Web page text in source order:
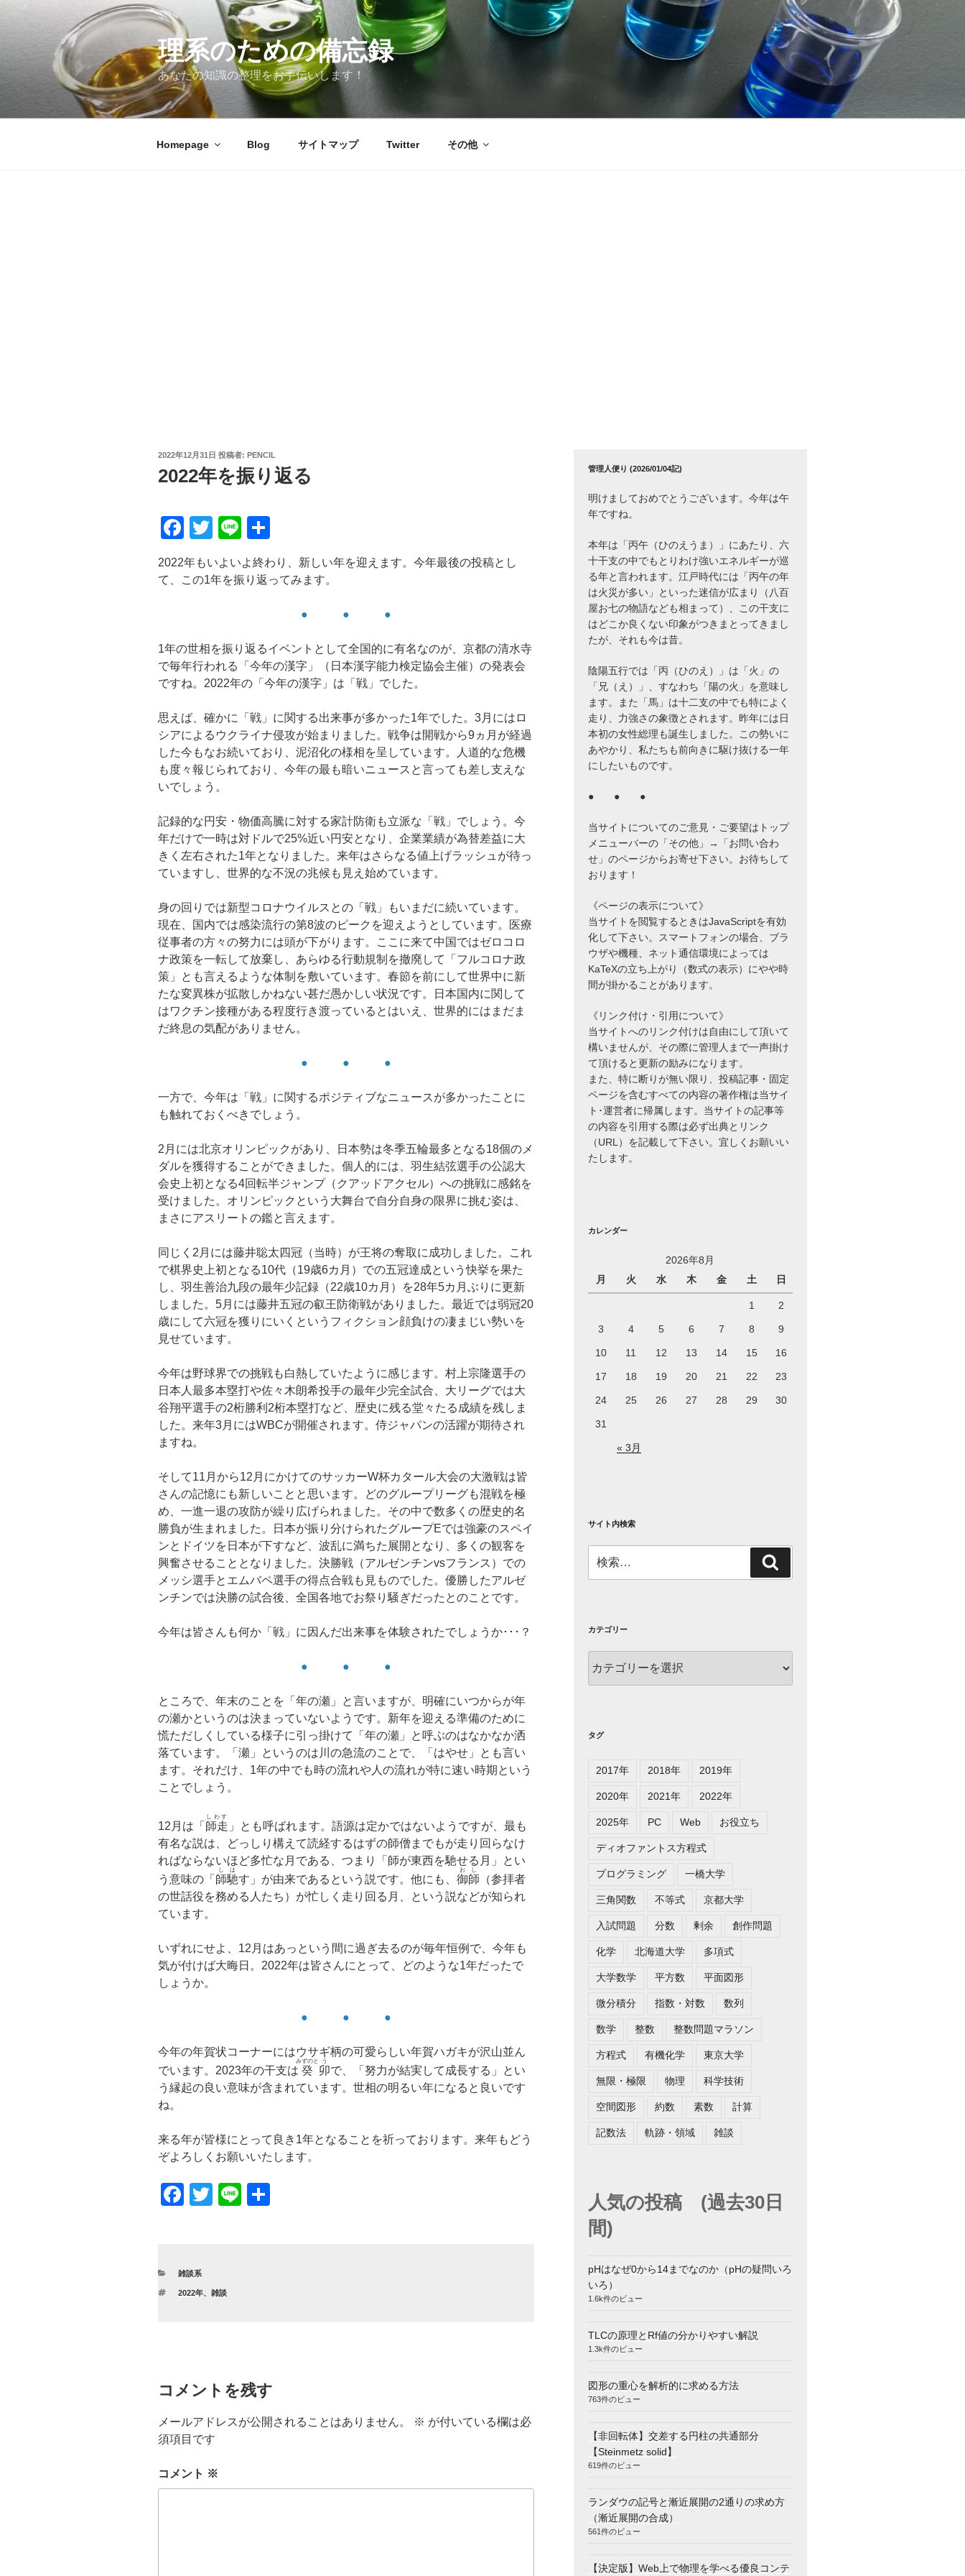
理系のための備忘録
あなたの知識の整理をお手伝いします！
Homepage Blog サイトマップ Twitter その他
投
日:
2022年12月31日 投稿者: PENCIL
2022年を振り返る
F
a
c
o
o
k
T
wi
tt
Li
n
e
有
2022年もいよいよ終わり、新しい年を迎えます。今年最後の投稿とし
て、この1年を振り返ってみます。
● ● ●
1年の世相を振り返るイベントとして全国的に有名なのが、京都の清水寺
で毎年行われる「今年の漢字」（日本漢字能力検定協会主催）の発表会
ですね。2022年の「今年の漢字」は「戦」でした。
思えば、確かに「戦」に関する出来事が多かった1年でした。3月にはロ
シアによるウクライナ侵攻が始まりました。戦争は開戦から9ヵ月が経過
した今もなお続いており、泥沼化の様相を呈しています。人道的な危機
も度々報じられており、今年の最も暗いニュースと言っても差し支えな
いでしょう。
記録的な円安・物価高騰に対する家計防衛も立派な「戦」でしょう。今
年だけで一時は対ドルで25%近い円安となり、企業業績が為替差益に大
きく左右された1年となりました。来年はさらなる値上げラッシュが待っ
ていますし、世界的な不況の兆候も見え始めています。
身の回りでは新型コロナウイルスとの「戦」もいまだに続いています。
現在、国内では感染流行の第8波のピークを迎えようとしています。医療
従事者の方々の努力には頭が下がります。ここに来て中国ではゼロコロ
ナ政策を一転して放棄し、あらゆる行動規制を撤廃して「フルコロナ政
策」とも言えるような体制を敷いています。春節を前にして世界中に新
たな変異株が拡散しかねない甚だ愚かしい状況です。日本国内に関して
はワクチン接種がある程度行き渡っているとはいえ、世界的にはまだま
だ終息の気配がありません。
● ● ●
一方で、今年は「戦」に関するポジティブなニュースが多かったことに
も触れておくべきでしょう。
2月には北京オリンピックがあり、日本勢は冬季五輪最多となる18個のメ
ダルを獲得することができました。個人的には、羽生結弦選手の公認大
会史上初となる4回転半ジャンプ（クアッドアクセル）への挑戦に感銘を
受けました。オリンピックという大舞台で自分自身の限界に挑む姿は、
まさにアスリートの鑑と言えます。
同じく2月には藤井聡太四冠（当時）が王将の奪取に成功しました。これ
で棋界史上初となる10代（19歳6カ月）での五冠達成という快挙を果た
し、羽生善治九段の最年少記録（22歳10カ月）を28年5カ月ぶりに更新
しました。5月には藤井五冠の叡王防衛戦がありました。最近では弱冠20
歳にして六冠を獲りにいくというフィクション顔負けの凄まじい勢いを
見せています。
今年は野球界での挑戦も白熱していたように感じます。村上宗隆選手の
日本人最多本塁打や佐々木朗希投手の最年少完全試合、大リーグでは大
谷翔平選手の2桁勝利2桁本塁打など、歴史に残る堂々たる成績を残しま
した。来年3月にはWBCが開催されます。侍ジャパンの活躍が期待され
ますね。
そして11月から12月にかけてのサッカーW杯カタール大会の大激戦は皆
さんの記憶にも新しいことと思います。どのグループリーグも混戦を極
め、一進一退の攻防が繰り広げられました。その中で数多くの歴史的名
勝負が生まれました。日本が振り分けられたグループEでは強豪のスペイ
ンとドイツを日本が下すなど、波乱に満ちた展開となり、多くの観客を
興奮させることとなりました。決勝戦（アルゼンチンvsフランス）での
メッシ選手とエムバペ選手の得点合戦も見ものでした。優勝したアルゼ
ンチンでは決勝の試合後、全国各地でお祭り騒ぎだったとのことです。
今年は皆さんも何か「戦」に因んだ出来事を体験されたでしょうか･･･？
● ● ●
ところで、年末のことを「年の瀬」と言いますが、明確にいつからが年
の瀬かというのは決まっていないようです。新年を迎える準備のために
慌ただしくしている様子に引っ掛けて「年の瀬」と呼ぶのはなかなか洒
落ています。「瀬」というのは川の急流のことで、「はやせ」とも言い
ます。それだけ、1年の中でも時の流れや人の流れが特に速い時期という
ことでしょう。
12月は「 師走
しわす
」とも呼ばれます。語源は定かではないようですが、最も
有名な説は、どっしり構えて読経するはずの師僧までもが走り回らなけ
ればならないほど多忙な月である、つまり「師が東西を馳せる月」とい
う意味の「 師馳
しは
す」が由来であるという説です。他にも、 御師
おし
（参拝者
の世話役を務める人たち）が忙しく走り回る月、という説などが知られ
ています。
いずれにせよ、12月はあっという間に過ぎ去るのが毎年恒例で、今年も
気が付けば大晦日。2022年は皆さんにとって、どのような1年だったで
しょうか。
● ● ●
今年の年賀状コーナーにはウサギ柄の可愛らしい年賀ハガキが沢山並ん
でいます。2023年の干支は 癸
みずのと
卯
う
で、「努力が結実して成長する」とい
う縁起の良い意味が含まれています。世相の明るい年になると良いです
ね。
来る年が皆様にとって良き1年となることを祈っております。来年もどう
ぞよろしくお願いいたします。
F
e
b
T
Li
カ
ゴ
雑談系
タ
2022年、 雑談
コメントを残す
メールアドレスが公開されることはありません。 ※ が付いている欄は必
須項目です
コメント ※
管理人便り (2026/01/04記)
明けましておめでとうございます。今年は午
年ですね。
本年は「丙午（ひのえうま）」にあたり、六
十干支の中でもとりわけ強いエネルギーが巡
る年と言われます。江戸時代には「丙午の年
は火災が多い」といった迷信が広まり（八百
屋お七の物語なども相まって）、この干支に
はどこか良くない印象がつきまとってきまし
たが、それも今は昔。
陰陽五行では「丙（ひのえ）」は「火」の
「兄（え）」、すなわち「陽の火」を意味し
ます。また「馬」は十二支の中でも特によく
走り、力強さの象徴とされます。昨年には日
本初の女性総理も誕生しました。この勢いに
あやかり、私たちも前向きに駆け抜ける一年
にしたいものです。
● ● ●
当サイトについてのご意見・ご要望はトップ
メニューバーの「その他」→「お問い合わ
せ」のページからお寄せ下さい。お待ちして
おります！
《ページの表示について》
当サイトを閲覧するときはJavaScriptを有効
化して下さい。スマートフォンの場合、ブラ
ウザや機種、ネット通信環境によっては
KaTeXの立ち上がり（数式の表示）にやや時
間が掛かることがあります。
《リンク付け・引用について》
当サイトへのリンク付けは自由にして頂いて
構いませんが、その際に管理人まで一声掛け
て頂けると更新の励みになります。
また、特に断りが無い限り、投稿記事・固定
ページを含むすべての内容の著作権は当サイ
ト･運営者に帰属します。当サイトの記事等
の内容を引用する際は必ず出典とリンク
（URL）を記載して下さい。宜しくお願いい
たします。
カレンダー
2026年8月
月
火 水 木 金 土 日
1 2
3 4 5 6 7 8 9
10 11 12 13 14 15 16
17 18 19 20 21 22 23
24 25 26 27 28 29 30
31
« 3月
サイト内検索
索:
索
カテゴリー
テ
タグ
2017年 2018年 2019年
2020年 2021年 2022年
2025年 PC Web お役立ち
ディオファントス方程式
プログラミング 一橋大学
三角関数 不等式 京都大学
入試問題 分数 剰余 創作問題
化学 北海道大学 多項式
大学数学 平方数 平面図形
微分積分 指数・対数 数列
数学 整数 整数問題マラソン
方程式 有機化学 東京大学
無限・極限 物理 科学技術
空間図形 約数 素数 計算
記数法 軌跡・領域 雑談
人気の投稿 (過去30日
間)
pHはなぜ0から14までなのか（pHの疑問いろ
いろ）
1.6k件のビュー
TLCの原理とRf値の分かりやすい解説
1.3k件のビュー
図形の重心を解析的に求める方法
763件のビュー
【非回転体】交差する円柱の共通部分
【Steinmetz solid】
619件のビュー
ランダウの記号と漸近展開の2通りの求め方
（漸近展開の合成）
561件のビュー
【決定版】Web上で物理を学べる優良コンテ